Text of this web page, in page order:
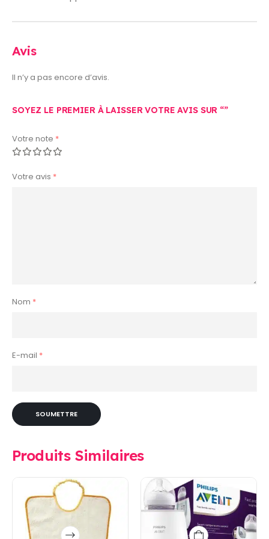
Avis
Il n’y a pas encore d’avis.
SOYEZ LE PREMIER À LAISSER VOTRE AVIS SUR “”
Votre note *
Votre avis *
Nom *
E-mail *
Produits Similaires
Ce